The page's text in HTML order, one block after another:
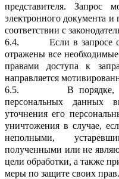
представителя.
электронного документа
соответствии с
6.4.
Если в запросе
отражены все
правами доступа к
направляется
6.5.
В порядке,
персональных данных
уточнения его
уничтожения в случае,
неполными,
полученными или не
цели обработки, а также
меры по защите своих прав.